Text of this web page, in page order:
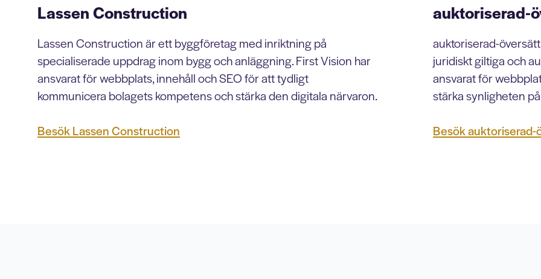
Lassen Construction
Lassen Construction är ett byggföretag med inriktning på
specialiserade uppdrag inom bygg och anläggning. First Vision har
ansvarat för webbplats, innehåll och SEO för att tydligt
kommunicera bolagets kompetens och stärka den digitala närvaron.
Besök Lassen Construction
auktoriserad-
auktoriserad-
juridiskt giltiga och
ansvarat för
stärka synligheten
Besök